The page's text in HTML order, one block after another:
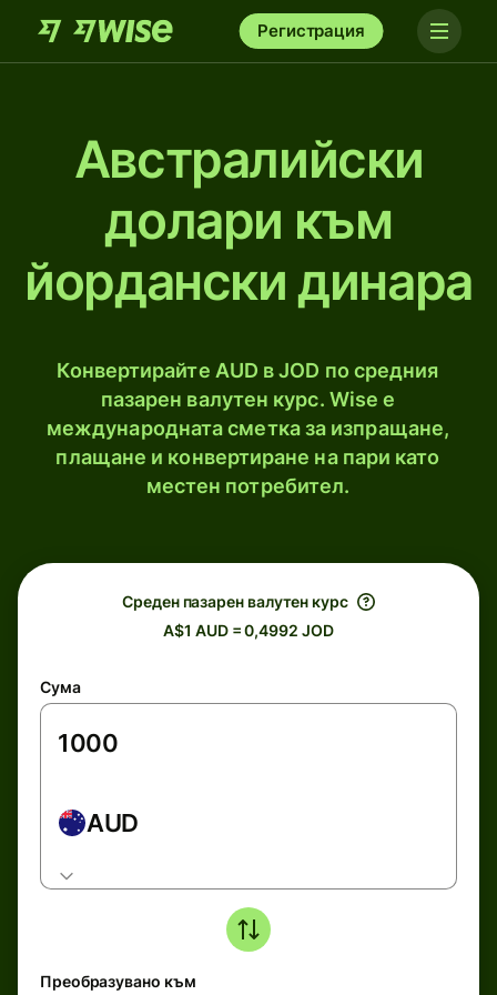
Регистрация
Австралийски
долари към
йордански динара
Конвертирайте AUD в JOD по средния
пазарен валутен курс. Wise е
международната сметка за изпращане,
плащане и конвертиране на пари като
местен потребител.
Среден пазарен валутен курс
A$1 AUD = 0,4992 JOD
Сума
AUD
Преобразувано към